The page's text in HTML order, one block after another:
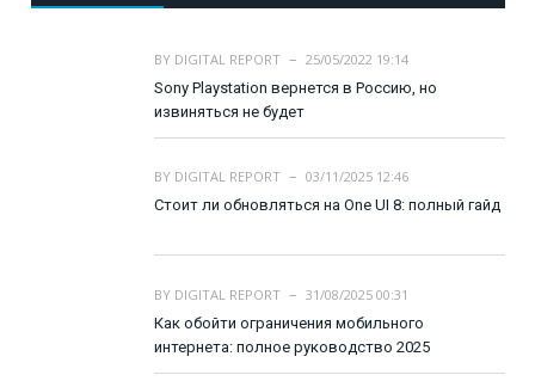
BY DIGITAL REPORT
25/05/2022 19:14
Sony Playstation вернется в Россию, но
извиняться не будет
BY DIGITAL REPORT
03/11/2025 12:46
Стоит ли обновляться на One UI 8: полный гайд
BY DIGITAL REPORT
31/08/2025 00:31
Как обойти ограничения мобильного
интернета: полное руководство 2025